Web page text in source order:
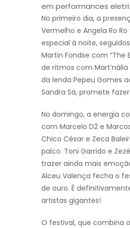
em performances
No primeiro dia, a
Vermelho e Angela Ro
especial à noite,
Martin Fondse com “The
de ritmos com Mart’nália
da lenda Pepeu Gomes
Sandra Sá, promete
No domingo, a energia
com Marcelo D2 e
Chico César e Zeca
palco. Toni Garrido e
trazer ainda mais
Alceu Valença fecha o
de ouro. É
artistas gigantes!
O festival, que combina